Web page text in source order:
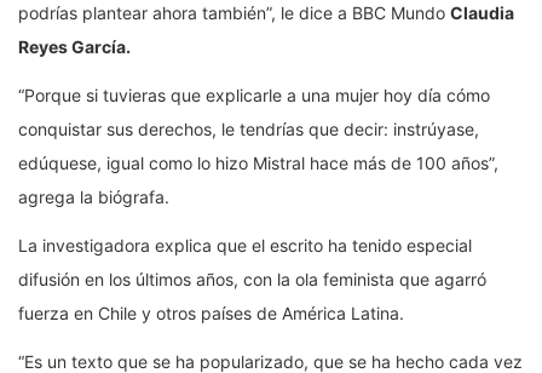
podrías plantear ahora también”, le dice a BBC Mundo Claudia
Reyes García.
“Porque si tuvieras que explicarle a una mujer hoy día cómo
conquistar sus derechos, le tendrías que decir: instrúyase,
edúquese, igual como lo hizo Mistral hace más de 100 años”,
agrega la biógrafa.
La investigadora explica que el escrito ha tenido especial
difusión en los últimos años, con la ola feminista que agarró
fuerza en Chile y otros países de América Latina.
“Es un texto que se ha popularizado, que se ha hecho cada vez